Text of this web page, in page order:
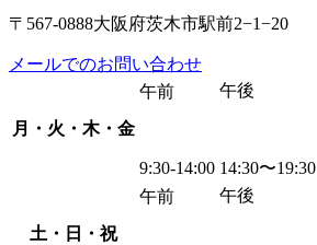
〒567-0888大阪府茨木市駅前2−1−20
メールでのお問い合わせ
月・火・木・金
午前
9:30-14:00
午後
14:30〜19:30
土・日・祝
午前 午後